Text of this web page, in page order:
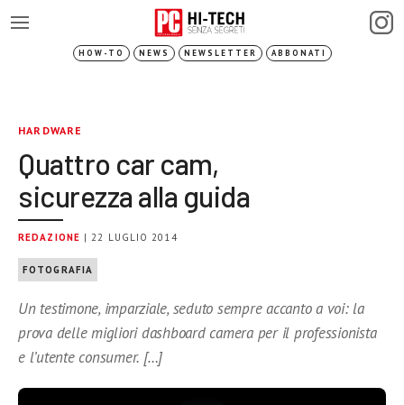
HOW-TO NEWS NEWSLETTER ABBONATI
HARDWARE
Quattro car cam,
sicurezza alla guida
REDAZIONE | 22 LUGLIO 2014
FOTOGRAFIA
Un testimone, imparziale, seduto sempre accanto a voi: la
prova delle migliori dashboard camera per il professionista
e l’utente consumer. […]